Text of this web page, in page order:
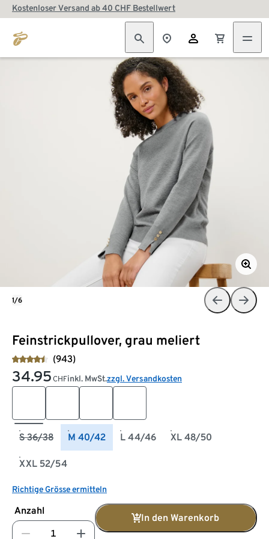
Kostenloser Versand ab 40 CHF Bestellwert
Feinstrickpullover, grau meliert
(943)
34.95 CHFinkl. MwSt.zzgl. Versandkosten
S 36/38 M 40/42 L 44/46 XL 48/50
XXL 52/54
Richtige Grösse ermitteln
Anzahl
In den Warenkorb
1/6